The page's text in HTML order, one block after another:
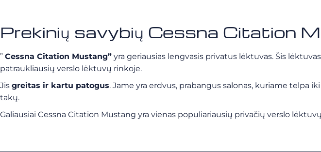
Prekinių savybių Cessna Citation
” Cessna Citation Mustang” yra geriausias lengvasis privatus lėktuvas. Šis
patraukliausių verslo lėktuvų rinkoje.
Jis greitas ir kartu patogus. Jame yra erdvus, prabangus salonas, kuriame telpa
takų.
Galiausiai Cessna Citation Mustang yra vienas populiariausių privačių verslo